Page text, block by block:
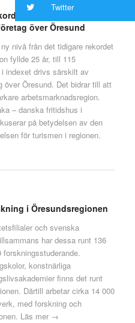
gränsregion – fler
över Öresund
nivå från det tidigare rekordet
fyllde 25 år, till 115
indexet drivs särskilt av
över Öresund. Det bidrar till att
arbetsmarknadsregion.
– danska fritidshus i
på betydelsen av den
för turismen i regionen.
i Öresundsregionen
och svenska
har dessa runt 136
konstnärliga
finns det runt
Därtill arbetar cirka 14 000
med forskning och
Läs mer →
Twitter